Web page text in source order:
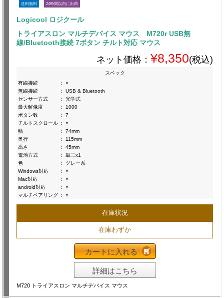
送料無料 24時間以内に出荷
Logicool ロジクール
トライアスロン マルチデバイス マウス M720r USB無
線/Bluetooth接続 7ボタン チルト対応 マウス
ネット価格： ¥8,350(税込)
スペック
有線接続
:
×
無線接続
:
USB & Bluetooth
センサー方式
:
光学式
最大解像度
:
1000
ボタン数
:
7
チルトスクロール :
○
幅
:
74mm
奥行
:
115mm
高さ
:
45mm
電池方式
:
単三x1
色
:
グレー系
Windows対応
:
○
Mac対応
:
○
android対応
:
○
マルチペアリング : ○
在庫状況
在庫わずか
カートに入れる
詳細はこちら
M720 トライアスロン マルチデバイス マウス